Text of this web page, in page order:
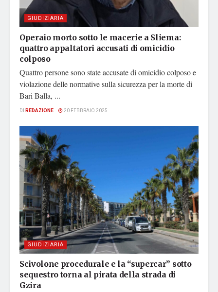
GIUDIZIARIA
Operaio morto sotto le macerie a Sliema:
quattro appaltatori accusati di omicidio
colposo
Quattro persone sono state accusate di omicidio colposo e
violazione delle normative sulla sicurezza per la morte di
Bari Balla, ...
DI REDAZIONE 20 FEBBRAIO 2025
GIUDIZIARIA
Scivolone procedurale e la “supercar” sotto
sequestro torna al pirata della strada di
Gzira